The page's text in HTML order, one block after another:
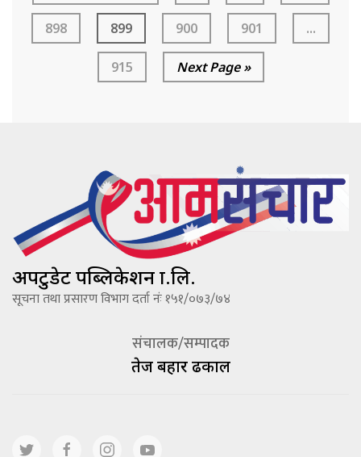
898 899 900 901 ...
915 Next Page »
अपटुडेट पब्लिकेशन प्रा.लि.
सूचना तथा प्रसारण विभाग दर्ता नंः १५१/०७३/७४
संचालक/सम्पादक
तेज बहादूर ढकाल